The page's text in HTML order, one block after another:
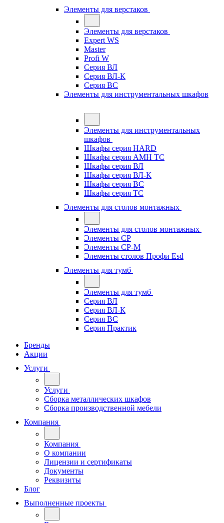
Элементы для верстаков
Элементы для верстаков
Expert WS
Master
Profi W
Серия ВЛ
Серия ВЛ-К
Серия ВС
Элементы для инструментальных шкафов
Элементы для инструментальных
шкафов
Шкафы серия HARD
Шкафы серия АМН ТС
Шкафы серия ВЛ
Шкафы серия ВЛ-К
Шкафы серия ВС
Шкафы серия ТС
Элементы для столов монтажных
Элементы для столов монтажных
Элементы СР
Элементы СР-М
Элементы столов Профи Esd
Элементы для тумб
Элементы для тумб
Серия ВЛ
Серия ВЛ-К
Серия ВС
Серия Практик
Бренды
Акции
Услуги
Услуги
Сборка металлических шкафов
Сборка производственной мебели
Компания
Компания
О компании
Лицензии и сертификаты
Документы
Реквизиты
Блог
Выполненные проекты